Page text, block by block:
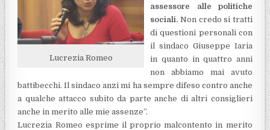
Lucrezia Romeo
assessore alle politiche
sociali. Non credo si tratti
di questioni personali con
il sindaco Giuseppe Iaria
in quanto in quattro anni
non abbiamo mai avuto
battibecchi. Il sindaco anzi mi ha sempre difeso contro anche
a qualche attacco subito da parte anche di altri consiglieri
anche in merito alle mie assenze”.
Lucrezia Romeo esprime il proprio malcontento in merito